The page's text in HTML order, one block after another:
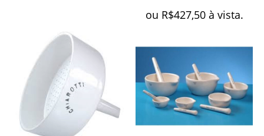
ou R$427,50 à vista.